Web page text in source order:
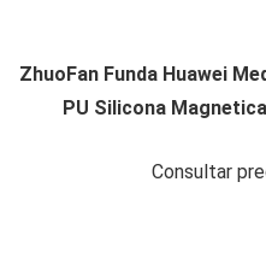
ZhuoFan Funda Huawei
PU Silicona
Consultar